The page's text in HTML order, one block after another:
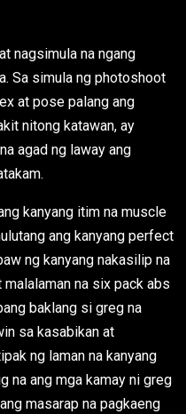
nagsimula na ngang
Sa simula ng photoshoot
at pose palang ang
nitong katawan, ay
agad ng laway ang
kanyang itim na muscle
ang kanyang perfect
ng kanyang nakasilip na
na six pack abs
baklang si greg na
sa kasabikan at
ng laman na kanyang
na ang mga kamay ni greg
masarap na pagkaeng